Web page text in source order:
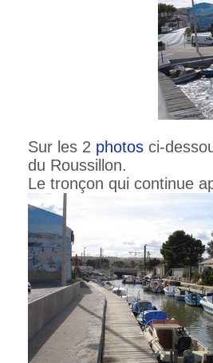
Sur les 2 photos ci-
du Roussillon.
Le tronçon qui continue